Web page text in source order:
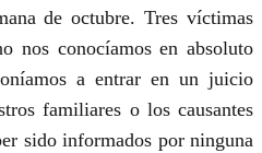
de octubre. Tres víctimas
nos conocíamos en absoluto
a entrar en un juicio
familiares o los causantes
sido informados por ninguna